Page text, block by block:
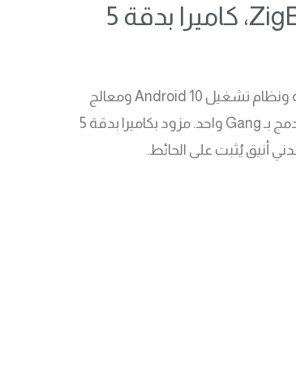
لوحة تحكم ذكية للمنزل، شاشة لمس 8 بوصة، نظام Android، بوابة ZigBee، كاميرا بدقة 5
لوحة تحكم ذكية شاملة مخصصة لأتمتة المنازل الحديثة. يتميز بشاشة لمس مقاس 8 بوصة ونظام تشغيل Android 10 ومعالج
Qualcomm قوي، ويجمع بين الاتصال الداخلي الذكي، بوابة ZigBee 3.0، والتحكم بالأشعة تحت الحمراء، بالإضافة إلى مفتاح ذكي مدمج بـ Gang واحد. مزود بكاميرا بدقة 5
أنيق يُثبت على الحائط.